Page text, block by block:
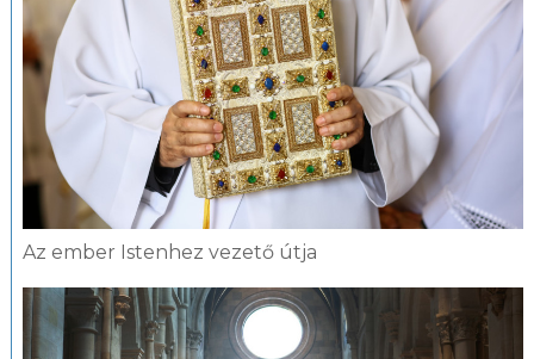
Az ember Istenhez vezető útja